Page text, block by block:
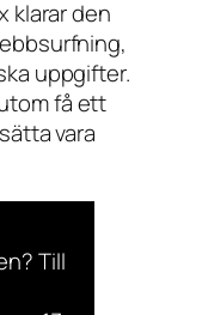
klarar den
uppgifter.
få ett
vara
Till